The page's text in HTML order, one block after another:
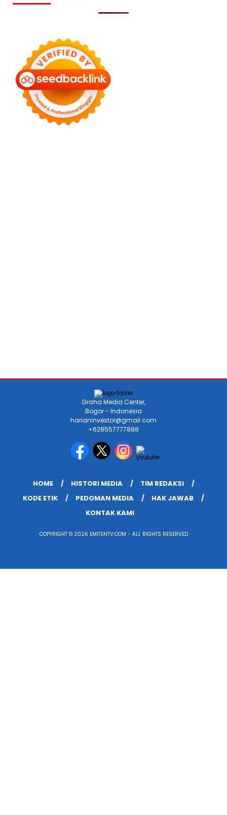
Graha Media Center,
Bogor - Indonesia
harianinvestor@gmail.com
+628557777888
HOME HISTORI MEDIA
TIM REDAKSI
KODE ETIK
PEDOMAN MEDIA
HAK JAWAB
KONTAK KAMI
COPYRIGHT © 2026 EMITENTV.COM - ALL RIGHTS RESERVED